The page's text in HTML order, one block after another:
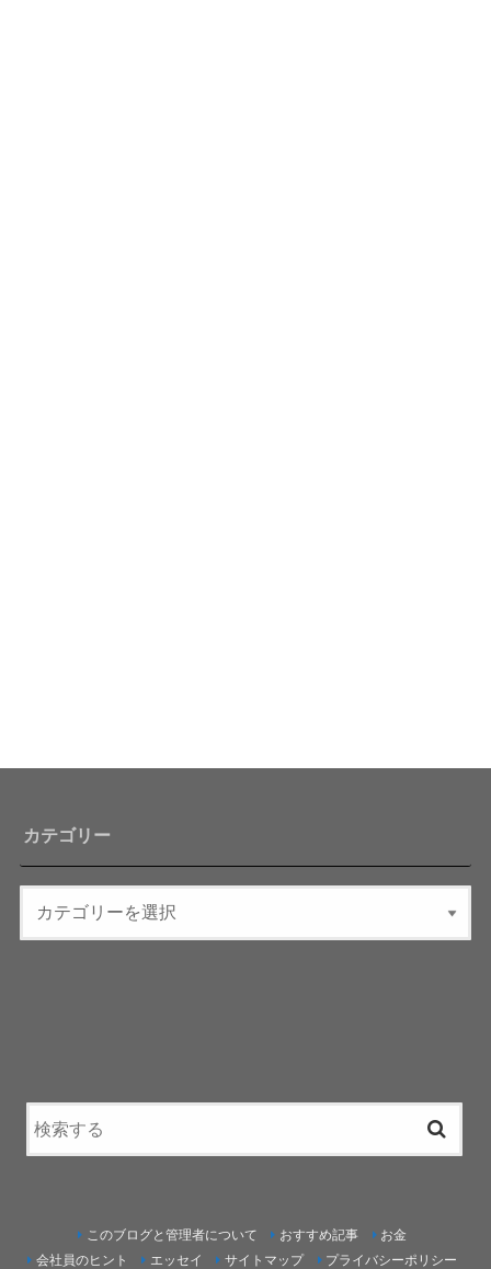
カテゴリー
このブログと管理者について おすすめ記事
お金
会社員のヒント
エッセイ サイトマップ プライバシーポリシー